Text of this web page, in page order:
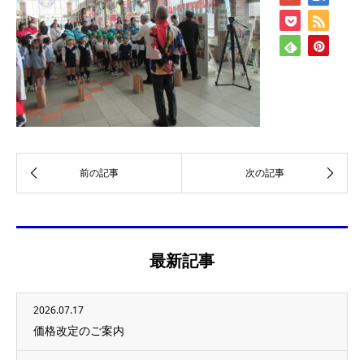
最新記事
2026.07.17
価格改定のご案内